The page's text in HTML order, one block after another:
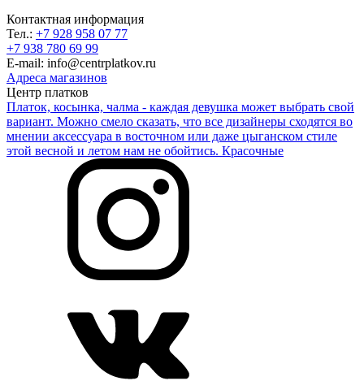
Контактная информация
Тел.: +7 928 958 07 77
+7 938 780 69 99
E-mail: info@centrplatkov.ru
Адреса магазинов
Центр платков
Платок, косынка, чалма - каждая девушка может выбрать свой
вариант. Можно смело сказать, что все дизайнеры сходятся во
мнении аксессуара в восточном или даже цыганском стиле
этой весной и летом нам не обойтись. Красочные